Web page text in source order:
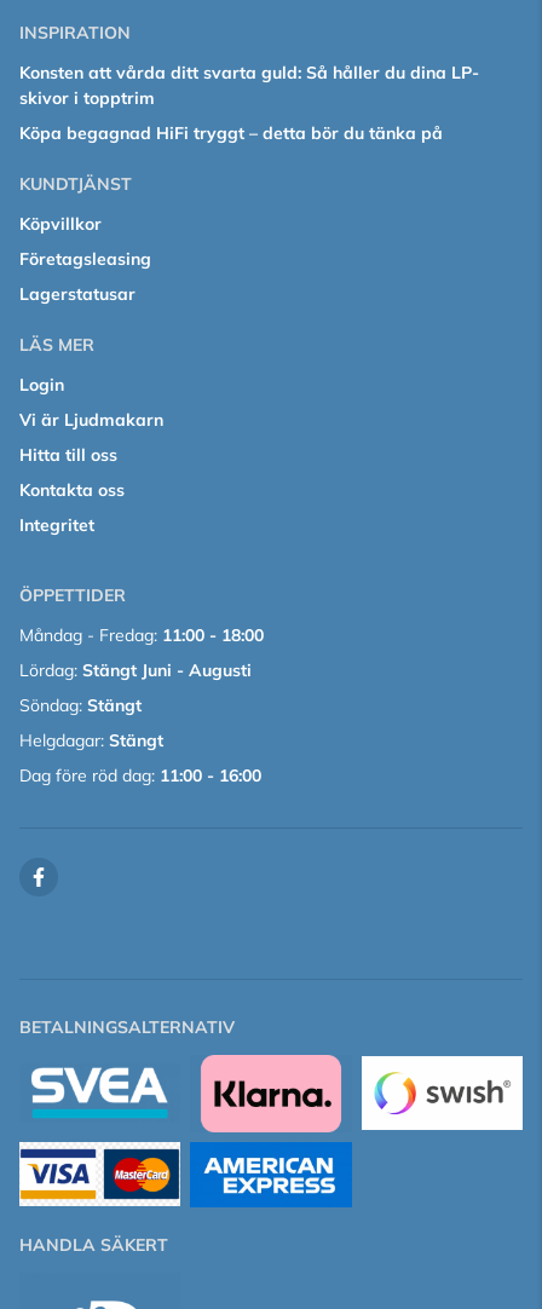
INSPIRATION
Konsten att vårda ditt svarta guld: Så håller du dina LP-
skivor i topptrim
Köpa begagnad HiFi tryggt – detta bör du tänka på
KUNDTJÄNST
Köpvillkor
Företagsleasing
Lagerstatusar
LÄS MER
Login
Vi är Ljudmakarn
Hitta till oss
Kontakta oss
Integritet
ÖPPETTIDER
Måndag - Fredag: 11:00 - 18:00
Lördag: Stängt Juni - Augusti
Söndag: Stängt
Helgdagar: Stängt
Dag före röd dag: 11:00 - 16:00
BETALNINGSALTERNATIV
HANDLA SÄKERT